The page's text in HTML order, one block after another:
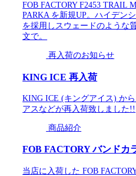
FOB FACTORY F2453 TRAIL
PARKA を新規UP。ハイデン
を採用しスウェードのような
文で。
再入荷のお知らせ
KING ICE 再入荷
KING ICE (キングアイス) か
アスなどが再入荷致しました!!
商品紹介
FOB FACTORY バンドカ
当店に入荷した FOB